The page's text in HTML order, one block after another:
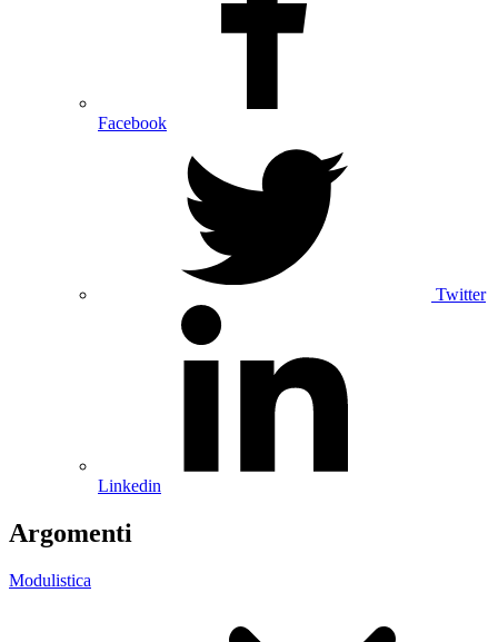
Facebook
Twitter
Linkedin
Argomenti
Modulistica